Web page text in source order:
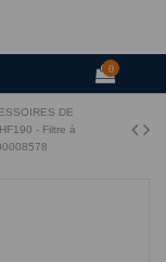
0
DE
- Filtre à